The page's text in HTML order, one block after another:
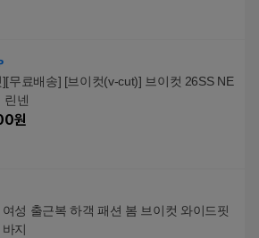
무료배송] [브이컷(v-cut)] 브이컷 26SS NE
린넨
원
성 출근복 하객 패션 봄 브이컷 와이드핏
지